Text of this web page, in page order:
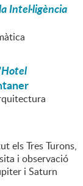
Intel·ligència
els Tres Turons,
i observació
i Saturn